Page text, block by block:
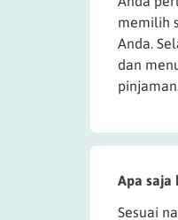
memilih
Anda.
dan
Apa saja
Sesuai